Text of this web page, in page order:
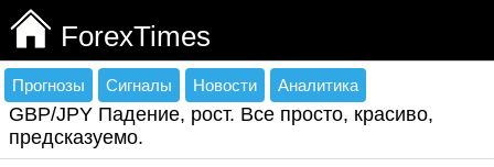
ForexTimes
Прогнозы Сигналы Новости Аналитика
GBP/JPY Падение, рост. Все просто, красиво,
предсказуемо.